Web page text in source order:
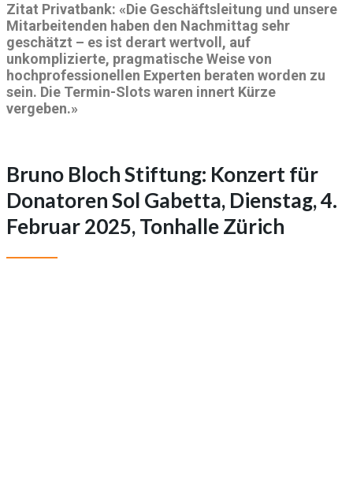
Zitat Privatbank: «Die Geschäftsleitung und unsere
Mitarbeitenden haben den Nachmittag sehr
geschätzt – es ist derart wertvoll, auf
unkomplizierte, pragmatische Weise von
hochprofessionellen Experten beraten worden zu
sein. Die Termin-Slots waren innert Kürze
vergeben.»
Bruno Bloch Stiftung: Konzert für
Donatoren Sol Gabetta, Dienstag, 4.
Februar 2025, Tonhalle Zürich